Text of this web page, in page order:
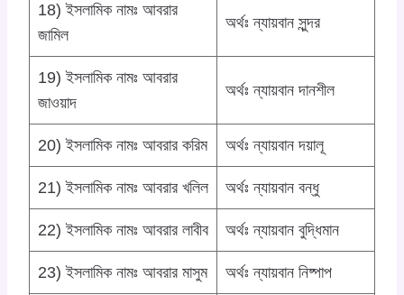
18) ইসলামিক নামঃ আবরার
জামিল
অর্থঃ ন্যায়বান সুন্দর
19) ইসলামিক নামঃ আবরার
জাওয়াদ
অর্থঃ ন্যায়বান দানশীল
20) ইসলামিক নামঃ আবরার করিম অর্থঃ ন্যায়বান দয়ালূ
21) ইসলামিক নামঃ আবরার খলিল অর্থঃ ন্যায়বান বন্ধু
22) ইসলামিক নামঃ আবরার লাবীব অর্থঃ ন্যায়বান বুদ্ধিমান
23) ইসলামিক নামঃ আবরার মাসুম অর্থঃ ন্যায়বান নিষ্পাপ